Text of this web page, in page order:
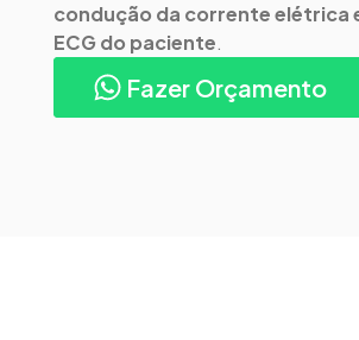
condução da corrente elétrica
ECG do paciente.
Fazer Orçamento